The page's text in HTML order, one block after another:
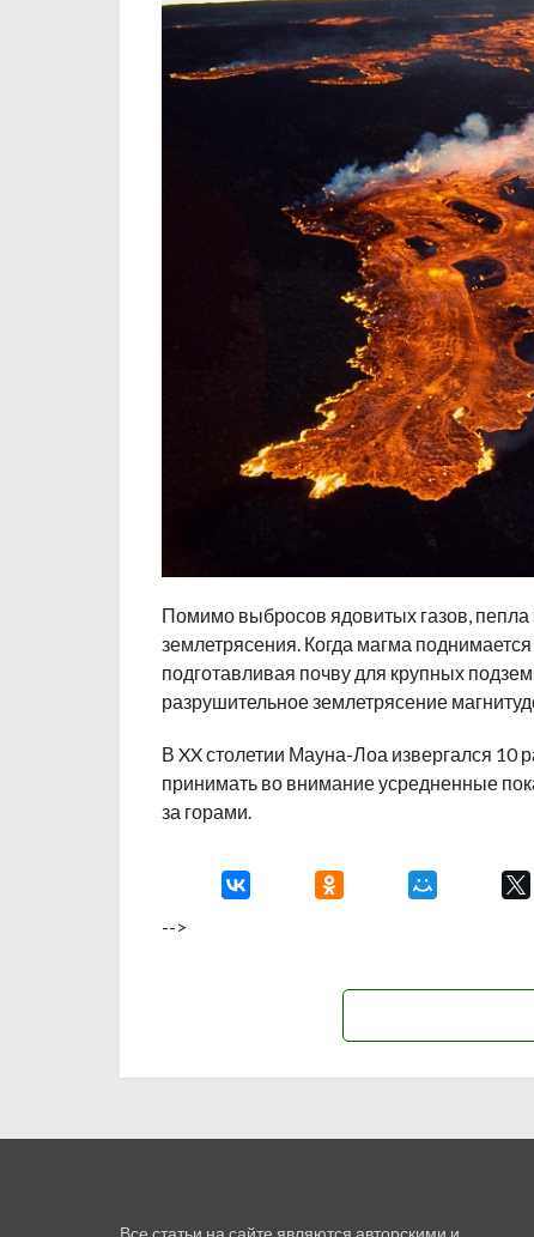
Помимо выбросов ядовитых газов,
землетрясения. Когда магма
подготавливая почву для крупных
разрушительное землетрясение
В XX столетии Мауна-Лоа извергался 10
принимать во внимание усредненные
за горами.
-->
Все статьи на сайте являются авторскими и